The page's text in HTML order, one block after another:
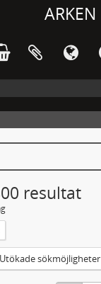
ARKEN
resultat
Utökade sökmöjligheter